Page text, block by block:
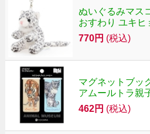
ぬいぐるみマス
おすわり ユキヒ
770円 (税込)
マグネットブッ
アムールトラ親
462円 (税込)